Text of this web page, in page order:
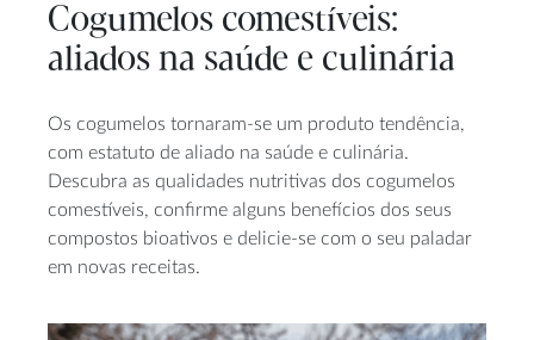
Cogumelos comestíveis:
aliados na saúde e culinária
Os cogumelos tornaram-se um produto tendência,
com estatuto de aliado na saúde e culinária.
Descubra as qualidades nutritivas dos cogumelos
comestíveis, confirme alguns benefícios dos seus
compostos bioativos e delicie-se com o seu paladar
em novas receitas.